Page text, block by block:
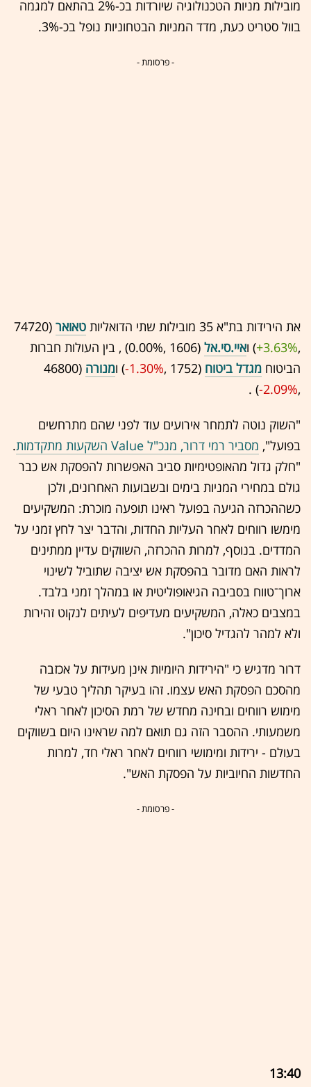
מובילות מניות הטכנולוגיה שיורדות בכ-2% בהתאם למגמה
בוול סטריט כעת, מדד המניות הבטחוניות נופל בכ-3%.
- פרסומת -
את הירידות בת"א 35 מובילות שתי הדואליות טאואר (74720
,‎
+3.63%‏) ואיי.סי.אל (1606 ,‎
0.00%‏) , בין העולות חברות
הביטוח מגדל ביטוח (1752 ,‎
-1.30%‏) ומנורה (46800
,‎
-2.09%
‏) .
"השוק נוטה לתמחר אירועים עוד לפני שהם מתרחשים
בפועל", מסביר רמי דרור, מנכ"ל Value השקעות מתקדמות
.
"חלק גדול מהאופטימיות סביב האפשרות להפסקת אש כבר
גולם במחירי המניות בימים ובשבועות האחרונים, ולכן
כשההכרזה הגיעה בפועל ראינו תופעה מוכרת: המשקיעים
מימשו רווחים לאחר העליות החדות, והדבר יצר לחץ זמני על
המדדים. בנוסף, למרות ההכרזה, השווקים עדיין ממתינים
לראות האם מדובר בהפסקת אש יציבה שתוביל לשינוי
ארוך־טווח בסביבה הגיאופוליטית או במהלך זמני בלבד.
במצבים כאלה, המשקיעים מעדיפים לעיתים לנקוט זהירות
ולא למהר להגדיל סיכון".
דרור מדגיש כי "הירידות היומיות אינן מעידות על אכזבה
מהסכם הפסקת האש עצמו. זהו בעיקר תהליך טבעי של
מימוש רווחים ובחינה מחדש של רמת הסיכון לאחר ראלי
משמעותי. ההסבר הזה גם תואם למה שראינו היום בשווקים
בעולם - ירידות ומימושי רווחים לאחר ראלי חד, למרות
החדשות החיוביות על הפסקת האש".
- פרסומת -
13:40